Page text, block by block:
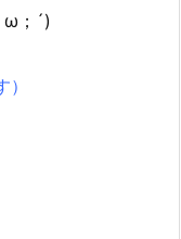
ω；´)